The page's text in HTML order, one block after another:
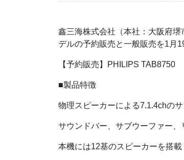
鑫三海株式会社（本社：大阪府
デルの予約販売と一般販売を1月
【予約販売】PHILIPS TAB8750
■製品特徴
物理スピーカーによる7.1.4chの
サウンドバー、サブウーファー
本機には12基のスピーカーを搭